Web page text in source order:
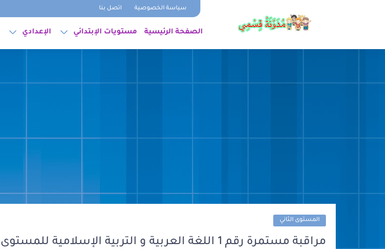
سياسة الخصوصية اتصل بنا
الصفحة الرئيسية مستويات الإبتدائي الإعدادي
المستوى الثاني
مراقبة مستمرة رقم 1 اللغة العربية و التربية الإسلامية للمستوى 2 الثاني